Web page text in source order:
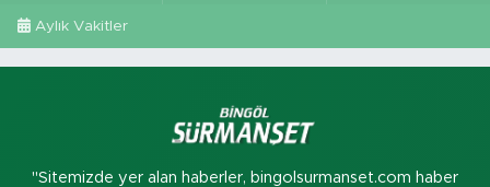
Aylık Vakitler
"Sitemizde yer alan haberler, bingolsurmanset.com haber